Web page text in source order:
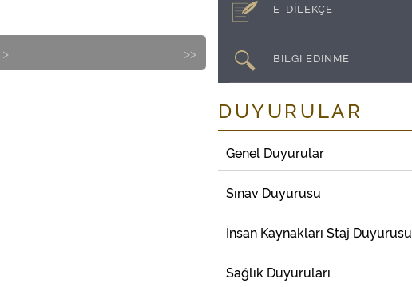
> >>
E-DİLEKÇE
BİLGİ EDİNME
DUYURULAR
Genel Duyurular
Sınav Duyurusu
İnsan Kaynakları Staj Duyurusu
Sağlık Duyuruları